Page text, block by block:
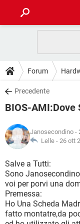
INTRATTENIMENTO
iOS
INSTAGRAM
TIKTOK
HARDWARE
GUIDE
COVID-19
INSTAGRAM
TIKTOK
HARDWARE
DOWNLOAD
COVID-19
INTRATTENIMENTO
iOS
INSTAGRAM
TIKTOK
HARDWARE
COVID-19
INTRATTENIMENTO
iOS
INSTAGRAM
TIKTOK
HARDWARE
GLOSSARIO
COVID-19
INTRATTENIMENTO
iOS
INSTAGRAM
Forum
Precedente
BIOS-AMI:Dove
Janosecondino -
Lelle - 26 ott
Salve a Tutti:
Sono
voi per porvi una
Premessa:
Ho Una Scheda
fatto montatre,da